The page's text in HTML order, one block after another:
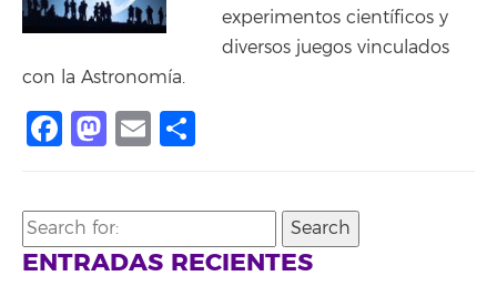
experimentos científicos y
diversos juegos vinculados
con la Astronomía.
Facebook
Mastodon
Email
Search
for:
ENTRADAS RECIENTES